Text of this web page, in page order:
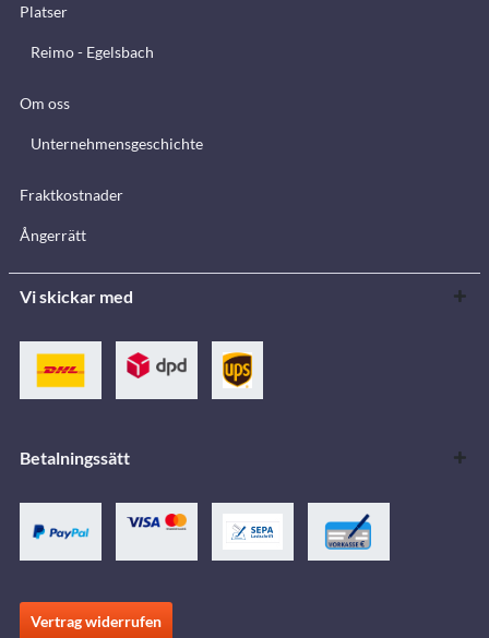
Platser
Reimo - Egelsbach
Om oss
Unternehmensgeschichte
Fraktkostnader
Ångerrätt
Vi skickar med
Betalningssätt
Vertrag widerrufen